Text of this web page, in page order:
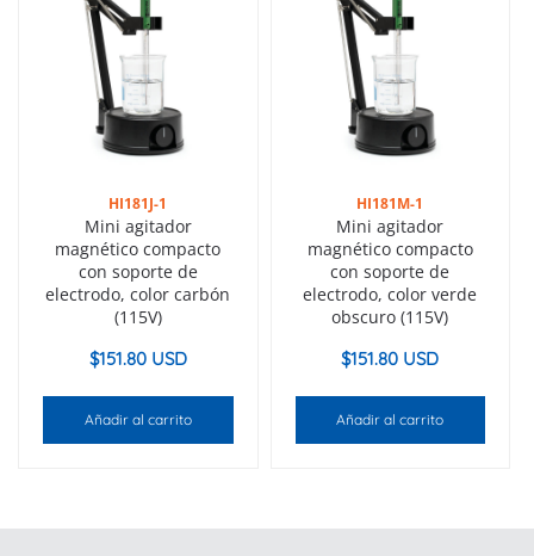
HI181J-1
Mini agitador
magnético compacto
con soporte de
electrodo, color carbón
(115V)
$151.80 USD
Añadir al carrito
HI181M-1
Mini agitador
magnético compacto
con soporte de
electrodo, color verde
obscuro (115V)
$151.80 USD
Añadir al carrito